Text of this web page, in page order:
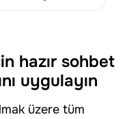
hazır sohbet
uygulayın
üzere tüm